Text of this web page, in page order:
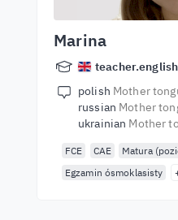
Marina
teacher.english
polish Mother
russian Mother
ukrainian Mother
FCE CAE
Matura
Egzamin ósmoklasisty